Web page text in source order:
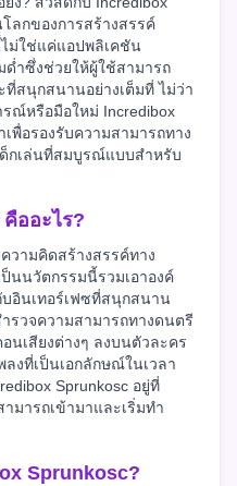
ลกของการสร้างสรรค์
ม่ใช่แค่แอปพลิเคชัน
ด่ำซึ่งช่วยให้ผู้ใช้สามารถ
สนุกสนานอย่างเต็มที่ ไม่ว่า
ณ์หรือมือใหม่ Incredibox
พื่อรองรับความสามารถทาง
กเล่นที่สมบูรณ์แบบสำหรับ
ออะไร?
วามคิดสร้างสรรค์ทาง
นนวัตกรรมนี้รวมเอาองค์
อินเทอร์เฟซที่สนุกสนาน
รวจความสามารถทางดนตรี
นเสียงต่างๆ ลงบนตัวละคร
งที่เป็นเอกลักษณ์ในเวลา
Sprunkosc อยู่ที่
มารถเข้ามาและเริ่มทำ
Sprunkosc?